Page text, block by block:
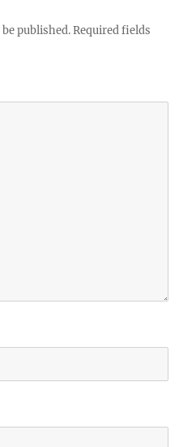
published. Required fields